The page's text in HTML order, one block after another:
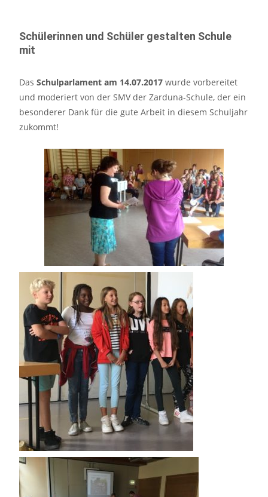
Schülerinnen und Schüler gestalten Schule
mit
Das Schulparlament am 14.07.2017 wurde vorbereitet
und moderiert von der SMV der Zarduna-Schule, der ein
besonderer Dank für die gute Arbeit in diesem Schuljahr
zukommt!